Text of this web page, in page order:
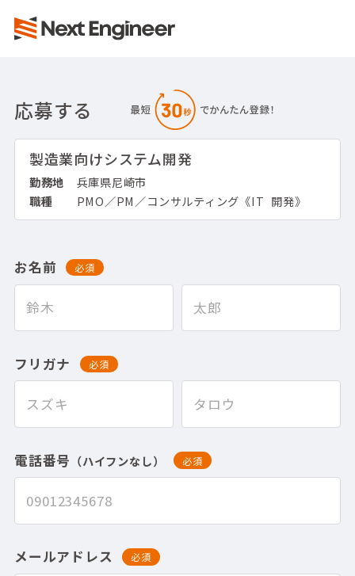
応募する
製造業向けシステム開発
勤務地
兵庫県尼崎市
職種
PMO／PM／コンサルティング《IT_開発》
お名前 必須
フリガナ 必須
電話番号 （ハイフンなし） 必須
メールアドレス 必須